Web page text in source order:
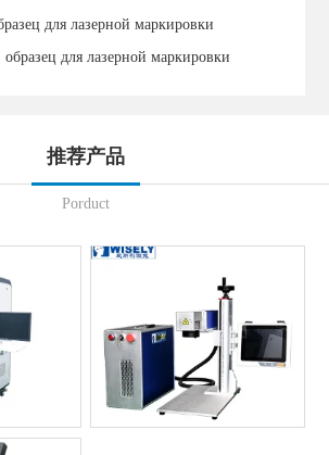
для лазерной маркировки
образец для лазерной маркировки
推荐产品
Porduct